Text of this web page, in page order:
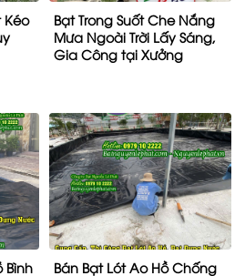
Kéo
Bạt Trong Suốt Che Nắng
Mưa Ngoài Trời Lấy Sáng,
Gia Công tại Xưởng
Bình
Bán Bạt Lót Ao Hồ Chống